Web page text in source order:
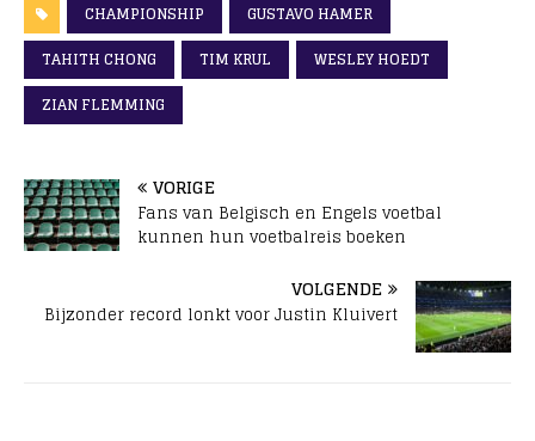
CHAMPIONSHIP
GUSTAVO HAMER
TAHITH CHONG
TIM KRUL
WESLEY HOEDT
ZIAN FLEMMING
VORIGE
Fans van Belgisch en Engels voetbal
kunnen hun voetbalreis boeken
VOLGENDE
Bijzonder record lonkt voor Justin Kluivert